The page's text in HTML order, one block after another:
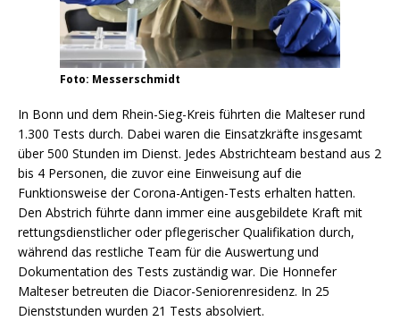
Foto: Messerschmidt
In Bonn und dem Rhein-Sieg-Kreis führten die Malteser rund
1.300 Tests durch. Dabei waren die Einsatzkräfte insgesamt
über 500 Stunden im Dienst. Jedes Abstrichteam bestand aus 2
bis 4 Personen, die zuvor eine Einweisung auf die
Funktionsweise der Corona-Antigen-Tests erhalten hatten.
Den Abstrich führte dann immer eine ausgebildete Kraft mit
rettungsdienstlicher oder pflegerischer Qualifikation durch,
während das restliche Team für die Auswertung und
Dokumentation des Tests zuständig war. Die Honnefer
Malteser betreuten die Diacor-Seniorenresidenz. In 25
Dienststunden wurden 21 Tests absolviert.